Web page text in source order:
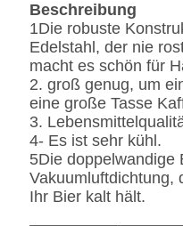
Beschreibung
1Die robuste
Edelstahl, der nie
macht es schön für
2. groß genug, um
eine große Tasse
3.
4- Es ist sehr kühl.
5Die doppelwandige
Vakuumluftdichtung,
Ihr Bier kalt hält.